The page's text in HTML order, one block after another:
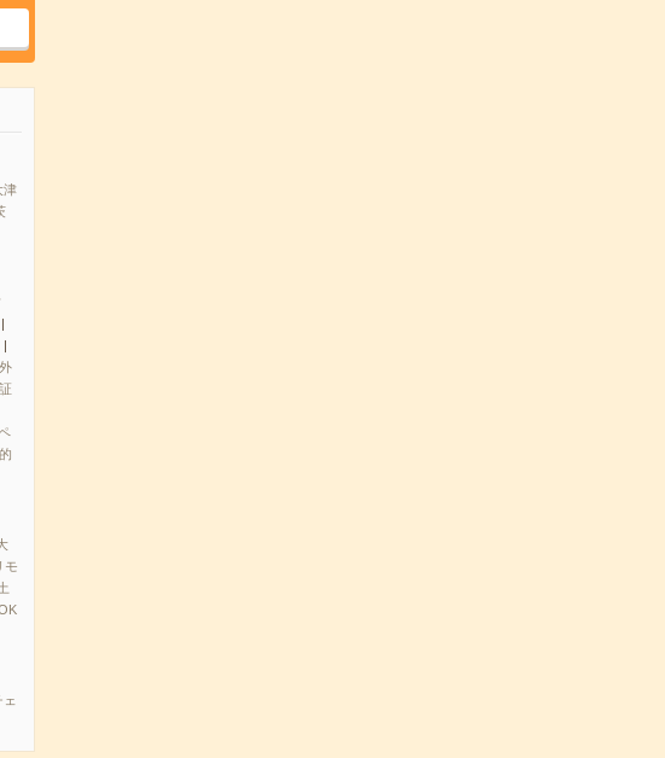
津
外
モ